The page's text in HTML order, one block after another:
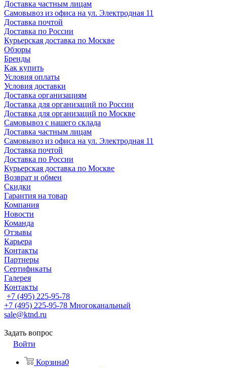
Доставка частным лицам
Самовывоз из офиса на ул. Электродная 11
Доставка почтой
Доставка по России
Курьерская доставка по Москве
Обзоры
Бренды
Как купить
Условия оплаты
Условия доставки
Доставка организациям
Доставка для организаций по России
Доставка для организаций по Москве
Самовывоз с нашего склада
Доставка частным лицам
Самовывоз из офиса на ул. Электродная 11
Доставка почтой
Доставка по России
Курьерская доставка по Москве
Возврат и обмен
Скидки
Гарантия на товар
Компания
Новости
Команда
Отзывы
Карьера
Контакты
Партнеры
Сертификаты
Галерея
Контакты
+7 (495) 225-95-78
+7 (495) 225-95-78 Многоканальный
sale@ktnd.ru
Задать вопрос
Войти
Корзина0